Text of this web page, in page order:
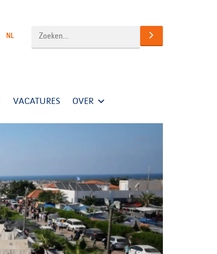
NL
VACATURES OVER